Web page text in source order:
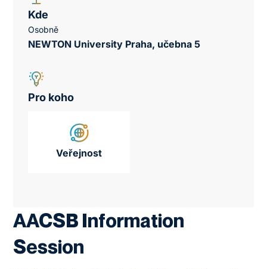
Kde
Osobně
NEWTON University Praha, učebna 5
Pro koho
Veřejnost
AACSB Information
Session